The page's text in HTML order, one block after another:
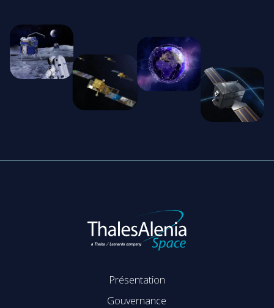
Présentation
Gouvernance